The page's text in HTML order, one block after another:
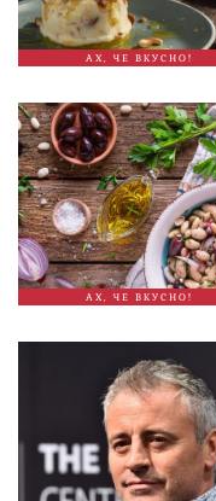
АХ, ЧЕ ВКУСНО!
АХ, ЧЕ ВКУСНО!